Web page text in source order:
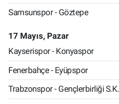
Samsunspor - Göztepe
17 Mayıs, Pazar
Kayserispor - Konyaspor
Fenerbahçe - Eyüpspor
Trabzonspor - Gençlerbirliği S.K.